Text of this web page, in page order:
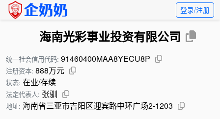
登录/注册
海南光彩事业投资有限公司
统一社会信用代码: 91460400MAA8YECU8P
注册资本: 888万元
状态: 在业/存续
法定代表人: 张驯
地址: 海南省三亚市吉阳区迎宾路中环广场2-1203